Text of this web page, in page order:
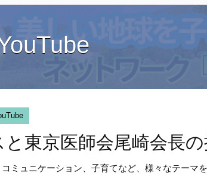
東京医師会尾崎会長
ミュニケーション、子育てなど、様々なテーマ